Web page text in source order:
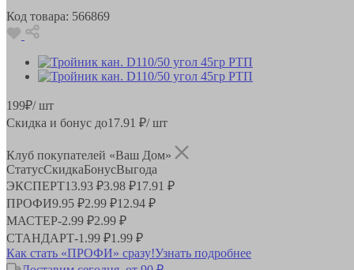
Код товара: 566869
199₽/ шт
Скидка и бонус до17.91 ₽/ шт
Клуб покупателей «Ваш Дом»
СтатусСкидкаБонусВыгода
ЭКСПЕРТ13.93 ₽3.98 ₽17.91 ₽
ПРОФИ9.95 ₽2.99 ₽12.94 ₽
МАСТЕР-2.99 ₽2.99 ₽
СТАНДАРТ-1.99 ₽1.99 ₽
Как стать «ПРОФИ» сразу!Узнать подробнее